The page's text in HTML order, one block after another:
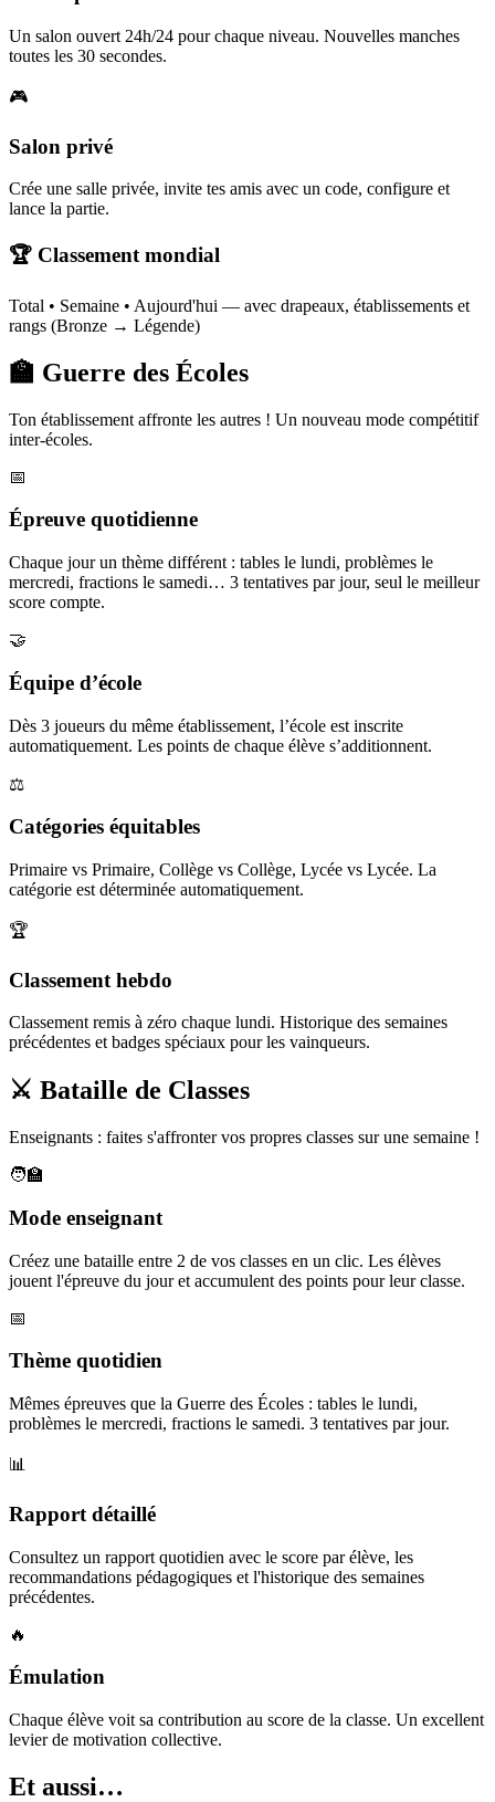
Un salon ouvert 24h/24 pour chaque niveau. Nouvelles manches
toutes les 30 secondes.
🎮
Salon privé
Crée une salle privée, invite tes amis avec un code, configure et
lance la partie.
🏆 Classement mondial
Total • Semaine • Aujourd'hui — avec drapeaux, établissements et
rangs (Bronze → Légende)
🏫 Guerre des Écoles
Ton établissement affronte les autres ! Un nouveau mode compétitif
inter-écoles.
📅
Épreuve quotidienne
Chaque jour un thème différent : tables le lundi, problèmes le
mercredi, fractions le samedi… 3 tentatives par jour, seul le meilleur
score compte.
🤝
Équipe d’école
Dès 3 joueurs du même établissement, l’école est inscrite
automatiquement. Les points de chaque élève s’additionnent.
⚖️
Catégories équitables
Primaire vs Primaire, Collège vs Collège, Lycée vs Lycée. La
catégorie est déterminée automatiquement.
🏆
Classement hebdo
Classement remis à zéro chaque lundi. Historique des semaines
précédentes et badges spéciaux pour les vainqueurs.
⚔️ Bataille de Classes
Enseignants : faites s'affronter vos propres classes sur une semaine !
🧑‍🏫
Mode enseignant
Créez une bataille entre 2 de vos classes en un clic. Les élèves
jouent l'épreuve du jour et accumulent des points pour leur classe.
📅
Thème quotidien
Mêmes épreuves que la Guerre des Écoles : tables le lundi,
problèmes le mercredi, fractions le samedi. 3 tentatives par jour.
📊
Rapport détaillé
Consultez un rapport quotidien avec le score par élève, les
recommandations pédagogiques et l'historique des semaines
précédentes.
🔥
Émulation
Chaque élève voit sa contribution au score de la classe. Un excellent
levier de motivation collective.
Et aussi…